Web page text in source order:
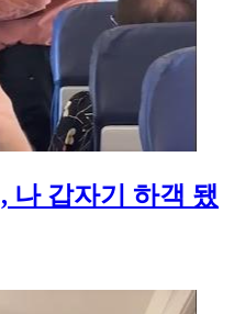
나 갑자기 하객 됐